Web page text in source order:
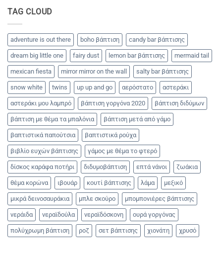
καρπούζι!!!
TAG CLOUD
adventure is out there boho βάπτιση candy bar βάπτισης
dream big little one fairy dust lemon bar βάπτισης mermaid tail
mexican fiesta mirror mirror on the wall salty bar βάπτισης
snow white twins up up and go αερόστατο αστεράκι
αστεράκι μου λαμπρό βάπτιση γοργόνα 2020 βάπτιση διδύμων
βάπτιση με θέμα τα μπαλόνια βάπτιση μετά από γάμο
βαπτιστικά παπούτσια βαπτιστικά ρούχα
βιβλίο ευχών βάπτισης γάμος με θέμα το φτερό
δίσκος καράφα ποτήρι διδυμοβάπτιση επτά νάνοι ζωάκια
θέμα κορώνα ιβουάρ κουτί βάπτισης λάμα μεξικό
μικρά δεινοσαυράκια μπλε σκούρο μπομπονιέρες βάπτισης
νεράιδα νεραϊδούλα νεραϊδόσκονη ουρά γοργόνας
πολύχρωμη βάπτιση ροζ σετ βάπτισης χιονάτη χρυσό